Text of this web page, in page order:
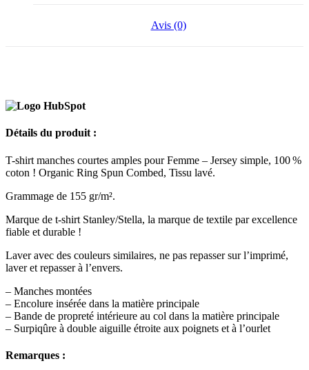
Avis (0)
Détails du produit :
T-shirt manches courtes amples pour Femme – Jersey simple, 100 %
coton ! Organic Ring Spun Combed, Tissu lavé.
Grammage de 155 gr/m².
Marque de t-shirt Stanley/Stella, la marque de textile par excellence
fiable et durable !
Laver avec des couleurs similaires, ne pas repasser sur l’imprimé,
laver et repasser à l’envers.
– Manches montées
– Encolure insérée dans la matière principale
– Bande de propreté intérieure au col dans la matière principale
– Surpiqûre à double aiguille étroite aux poignets et à l’ourlet
Remarques :